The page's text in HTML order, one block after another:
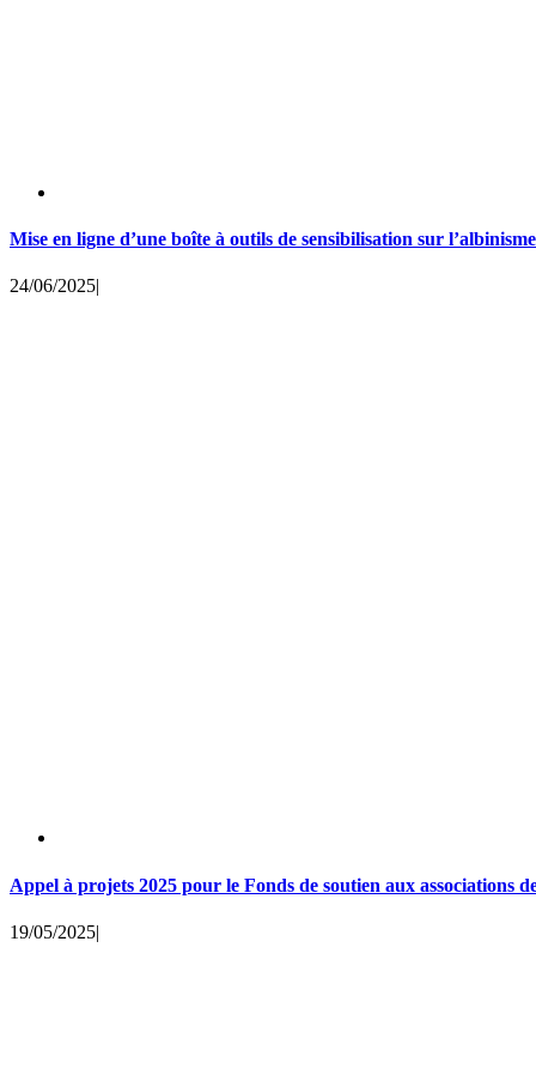
Mise en ligne d’une boîte à outils de sensibilisation sur l’albinisme
24/06/2025|
Appel à projets 2025 pour le Fonds de soutien aux associations
19/05/2025|